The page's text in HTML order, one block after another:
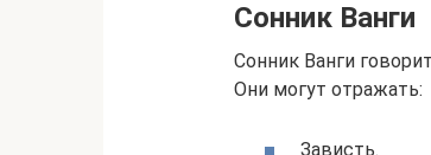
Сонник Ванги
Сонник Ванги
Они могут отражать:
Зависть.